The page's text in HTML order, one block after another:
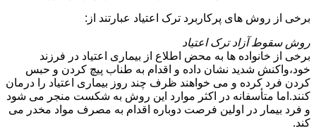
برخی از روش های پرکاربرد ترک اعتیاد عبارتند از:
روش سقوط آزاد ترک اعتیاد
برخی از خانواده ها به محض اطلاع از بیماری اعتیاد در فرزند
خود،واکنش شدید نشان داده و اقدام به طناب پیچ کردن و حبس
کردن فرد کرده و می خواهند ظرف چند روز بیماری اعتیاد را درمان
کنند.اما متأسفانه در اکثر موارد این روش به شکست منجر می شود
و فرد بیمار در اولین فرصت دوباره اقدام به مصرف مواد مخدر می
کند.